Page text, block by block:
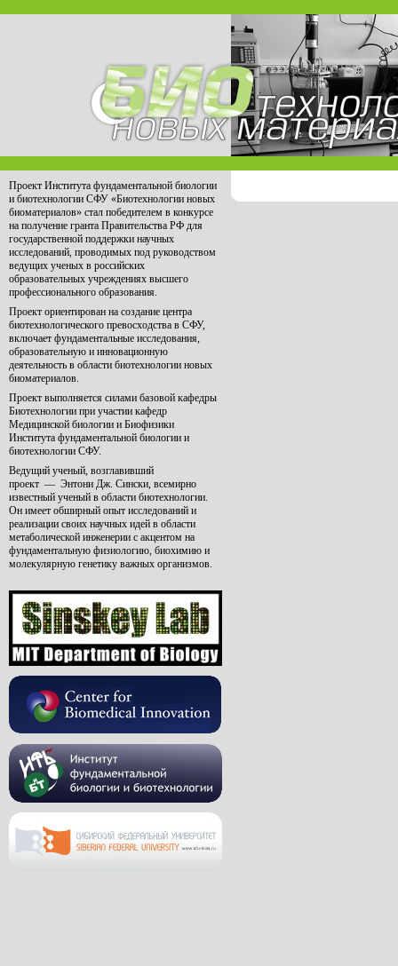
Проект Института фундаментальной биологии
и биотехнологии СФУ «Биотехнологии новых
биоматериалов» стал победителем в конкурсе
на получение гранта Правительства РФ для
государственной поддержки научных
исследований, проводимых под руководством
ведущих ученых в российских
образовательных учреждениях высшего
профессионального образования.
Проект ориентирован на создание центра
биотехнологического превосходства в СФУ,
включает фундаментальные исследования,
образовательную и инновационную
деятельность в области биотехнологии новых
биоматериалов.
Проект выполняется силами базовой кафедры
Биотехнологии при участии кафедр
Медицинской биологии и Биофизики
Института фундаментальной биологии и
биотехнологии СФУ.
Ведущий ученый, возглавивший
проект — Энтони Дж. Сински, всемирно
известный ученый в области биотехнологии.
Он имеет обширный опыт исследований и
реализации своих научных идей в области
метаболической инженерии с акцентом на
фундаментальную физиологию, биохимию и
молекулярную генетику важных организмов.